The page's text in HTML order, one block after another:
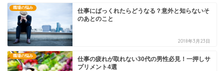
職場の悩み
仕事にばっくれたらどうなる？意外と知らないそ
のあとのこと
2018年3月23日
職場の悩み
仕事の疲れが取れない30代の男性必見！一押しサ
プリメント4選